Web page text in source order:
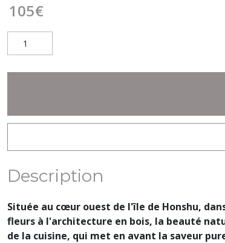
105€
Description
Située au cœur ouest de l'île de Honshu,
fleurs à l'architecture en bois, la beauté
de la cuisine, qui met en avant la saveur